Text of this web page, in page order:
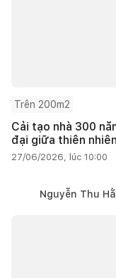
Trên 200m2
Cải tạo nhà 300
đại giữa thiên nhiên
27/06/2026, lúc 10:00
Nguyễn Thu